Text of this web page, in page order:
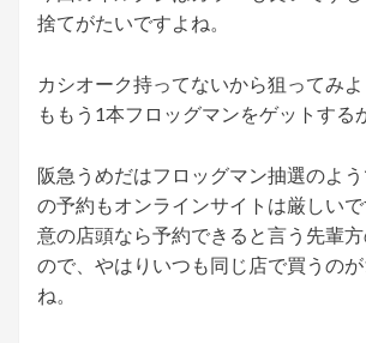
捨てがたいですよね。
カシオーク持ってないから狙ってみ
ももう1本フロッグマンをゲットする
阪急うめだはフロッグマン抽選のよ
の予約もオンラインサイトは厳しい
意の店頭なら予約できると言う先輩
ので、やはりいつも同じ店で買うの
ね。